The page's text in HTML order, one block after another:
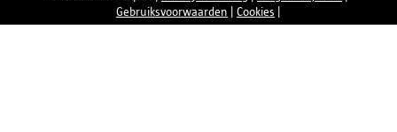
Gebruiksvoorwaarden
Cookies